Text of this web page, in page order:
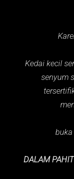
Kedai kecil
senyum
DALAM